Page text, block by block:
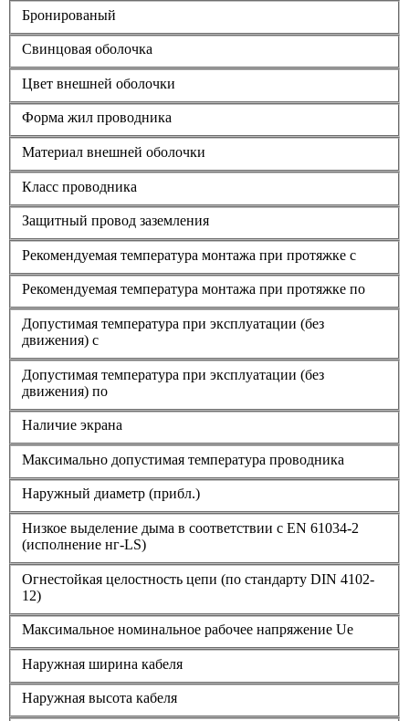
Бронированый
Свинцовая оболочка
Цвет внешней оболочки
Форма жил проводника
Материал внешней оболочки
Класс проводника
Защитный провод заземления
Рекомендуемая температура монтажа при протяжке с
Рекомендуемая температура монтажа при протяжке по
Допустимая температура при эксплуатации (без
движения) с
Допустимая температура при эксплуатации (без
движения) по
Наличие экрана
Максимально допустимая температура проводника
Наружный диаметр (прибл.)
Низкое выделение дыма в соответствии с EN 61034-2
(исполнение нг-LS)
Огнестойкая целостность цепи (по стандарту DIN 4102-
12)
Максимальное номинальное рабочее напряжение Ue
Наружная ширина кабеля
Наружная высота кабеля